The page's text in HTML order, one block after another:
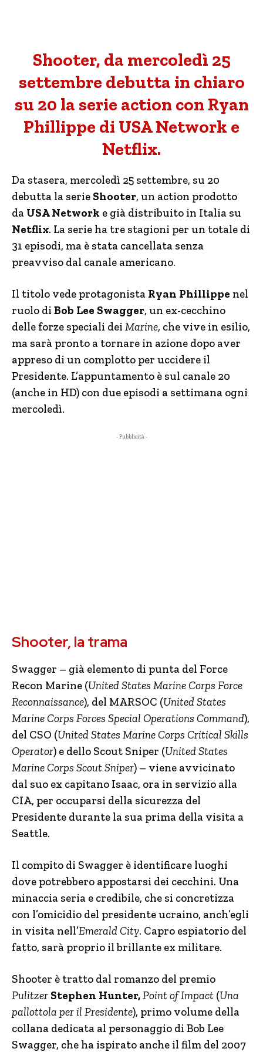
Shooter, da mercoledì 25
settembre debutta in chiaro
su 20 la serie action con Ryan
Phillippe di USA Network e
Netflix.
Da stasera, mercoledì 25 settembre, su 20
debutta la serie Shooter, un action prodotto
da USA Network e già distribuito in Italia su
Netflix. La serie ha tre stagioni per un totale di
31 episodi, ma è stata cancellata senza
preavviso dal canale americano.
Il titolo vede protagonista Ryan Phillippe nel
ruolo di Bob Lee Swagger, un ex-cecchino
delle forze speciali dei Marine, che vive in esilio,
ma sarà pronto a tornare in azione dopo aver
appreso di un complotto per uccidere il
Presidente. L’appuntamento è sul canale 20
(anche in HD) con due episodi a settimana ogni
mercoledì.
- Pubblicità -
Shooter, la trama
Swagger – già elemento di punta del Force
Recon Marine (United States Marine Corps Force
Reconnaissance), del MARSOC (United States
Marine Corps Forces Special Operations Command),
del CSO (United States Marine Corps Critical Skills
Operator) e dello Scout Sniper (United States
Marine Corps Scout Sniper) – viene avvicinato
dal suo ex capitano Isaac, ora in servizio alla
CIA, per occuparsi della sicurezza del
Presidente durante la sua prima della visita a
Seattle.
Il compito di Swagger è identificare luoghi
dove potrebbero appostarsi dei cecchini. Una
minaccia seria e credibile, che si concretizza
con l’omicidio del presidente ucraino, anch’egli
in visita nell’Emerald City. Capro espiatorio del
fatto, sarà proprio il brillante ex militare.
Shooter è tratto dal romanzo del premio
Pulitzer Stephen Hunter,Point of Impact (Una
pallottola per il Presidente), primo volume della
collana dedicata al personaggio di Bob Lee
Swagger, che ha ispirato anche il film del 2007